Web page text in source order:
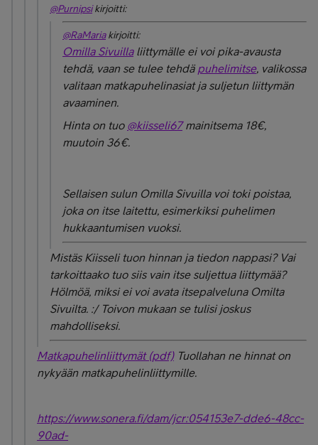
@Purnipsikirjoitti:
@RaMariakirjoitti:
Omilla Sivuillaliittymälle ei voi pika-avausta
tehdä, vaan se tulee tehdä puhelimitse, valikossa
valitaan matkapuhelinasiat ja suljetun liittymän
avaaminen.
Hinta on tuo @kiisseli67mainitsema 18€,
muutoin 36€.
Sellaisen sulun Omilla Sivuilla voi toki poistaa,
joka on itse laitettu, esimerkiksi puhelimen
hukkaantumisen vuoksi.
Mistäs Kiisseli tuon hinnan ja tiedon nappasi? Vai
tarkoittaako tuo siis vain itse suljettua liittymää?
Hölmöä, miksi ei voi avata itsepalveluna Omilta
Sivuilta. :/ Toivon mukaan se tulisi joskus
mahdolliseksi.
Matkapuhelinliittymät (pdf)Tuollahan ne hinnat on
nykyään matkapuhelinliittymille.
https://www.sonera.fi/dam/jcr:054153e7-dde6-48cc-
90ad-